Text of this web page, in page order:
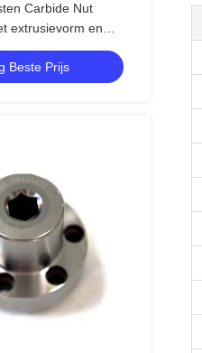
Carbide Nut
extrusievorm en
voor aangepaste
Beste Prijs